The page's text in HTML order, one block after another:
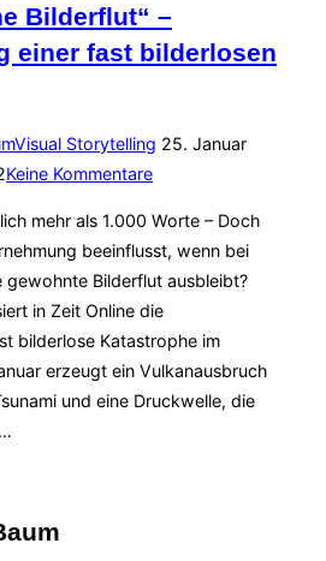
Bilderflut“ –
einer fast bilderlosen
Visual Storytelling Veröffentlicht
25. Januar
Keine Kommentare
mehr als 1.000 Worte – Doch
beeinflusst, wenn bei
gewohnte Bilderflut ausbleibt?
in Zeit Online die
bilderlose Katastrophe im
erzeugt ein Vulkanausbruch
und eine Druckwelle, die